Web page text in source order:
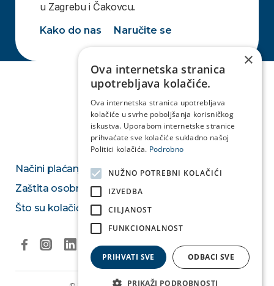
u Zagrebu i Čakovcu.
Kako do nas Naručite se
Načini plaćanja
Zaštita osobnih podataka
Što su kolačići
×
Ova internetska stranica
upotrebljava kolačiće.
Ova internetska stranica upotrebljava
kolačiće u svrhe poboljšanja korisničkog
iskustva. Uporabom internetske stranice
prihvaćate sve kolačiće sukladno našoj
Politici kolačića. Podrobno
NUŽNO POTREBNI KOLAČIĆI
IZVEDBA
CILJANOST
FUNKCIONALNOST
PRIHVATI SVE ODBACI SVE
PRIKAŽI PODROBNOSTI